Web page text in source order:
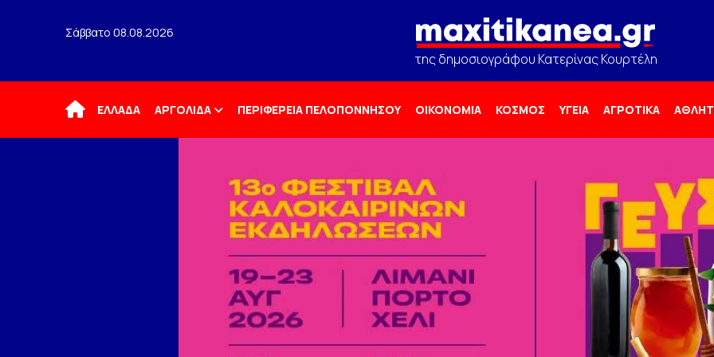
Σάββατο 08.08.2026
της δημοσιογράφου Κατερίνας Κουρτέλη
ΑρχικήΕΛΛΑΔΑ ΑΡΓΟΛΙΔΑ ΠΕΡΙΦΕΡΕΙΑ ΠΕΛΟΠΟΝΝΗΣΟΥ ΟΙΚΟΝΟΜΙΑ ΚΟΣΜΟΣ ΥΓΕΙΑ ΑΓΡΟΤΙΚΑ